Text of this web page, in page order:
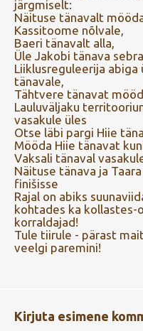
järgmiselt:
Näituse tänavalt
Kassitoome nõlvale,
Baeri tänavalt alla,
Üle Jakobi tänava
Liiklusreguleerija abiga
tänavale,
Tähtvere tänavat
Lauluväljaku
vasakule üles
Otse läbi pargi Hiie
Mööda Hiie tänavat
Vaksali tänaval
Näituse tänava ja
finišisse
Rajal on abiks
kohtades ka kollastes-
korraldajad!
Tule tiirule - pärast
veelgi paremini!
Kirjuta esimene